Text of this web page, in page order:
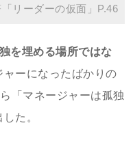
リーダーの仮面」P.46
を埋める場所ではな
ャーになったばかりの
「マネージャーは孤独
た。